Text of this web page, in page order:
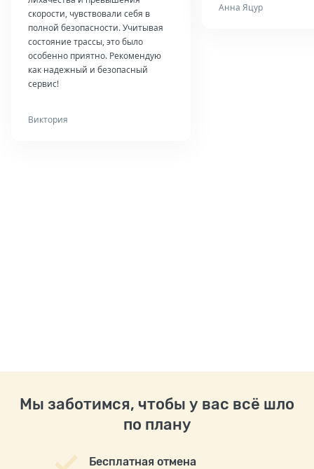
скорости, чувствовали себя в
полной безопасности. Учитывая
состояние трассы, это было
особенно приятно. Рекомендую
как надежный и безопасный
сервис!
Виктория
Анна Яцур
Мы заботимся, чтобы у вас всё шло
по плану
Бесплатная отмена